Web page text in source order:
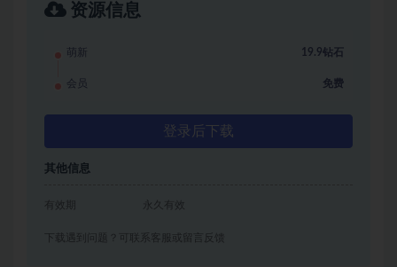
资源信息
萌新 19.9钻石
会员 免费
登录后下载
其他信息
有效期 永久有效
下载遇到问题？可联系客服或留言反馈